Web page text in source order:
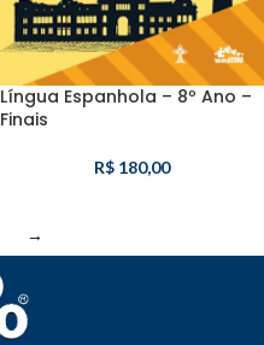
Língua Espanhola – 8º Ano –
Finais
R$ 180,00
→